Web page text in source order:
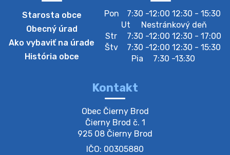
Zber separovaného odpadu plastu-
Oznamujeme obyvateľom, že v stredu 05. augusta
prebehne zber separovaného odpadu plastu. Prosíme
obyvateľov, aby vrecia s odpadom vyložili pred dom už
Oznámenie o plánovanom prerušení dodávky
Oznamujeme Vám, že v určitých dňoch bude v
niektorých častiach našej obce plánované prerušenie
distribúcie elektrickej energie. Podrobné informácie o
Starosta obce
Obecný úrad
Ako vybaviť na úrade
História obce
Pon
7:30 -12:00 12:30 - 15:30
Ut
Nestránkový deň
Str
7:30 -12:00 12:30 - 17:00
Štv
7:30 -12:00 12:30 - 15:30
Pia
7:30 -13:30
Kontakt
Obec Čierny Brod
Čierny Brod č. 1
925 08 Čierny Brod
IČO: 00305880